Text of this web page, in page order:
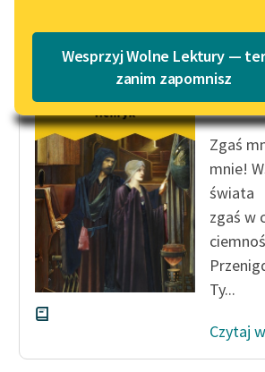
Lektury szkolne i klasyka
literatury do słuchania dla
uczennic i uczniów z
niepełnosprawnościami
E-kolekcja lektur
szkolnych i literatury do
słuchania dla uczennic i
uczniów z
niepełnosprawnościami
Feministyczne inspiracje.
Popularyzacja
feministycznej
Wesprzyj Wolne Lektury —
zanim zapomnisz
Gerhart
Biedny
Zgaś
mnie!
świata
zgaś w
Ty...
Czytaj